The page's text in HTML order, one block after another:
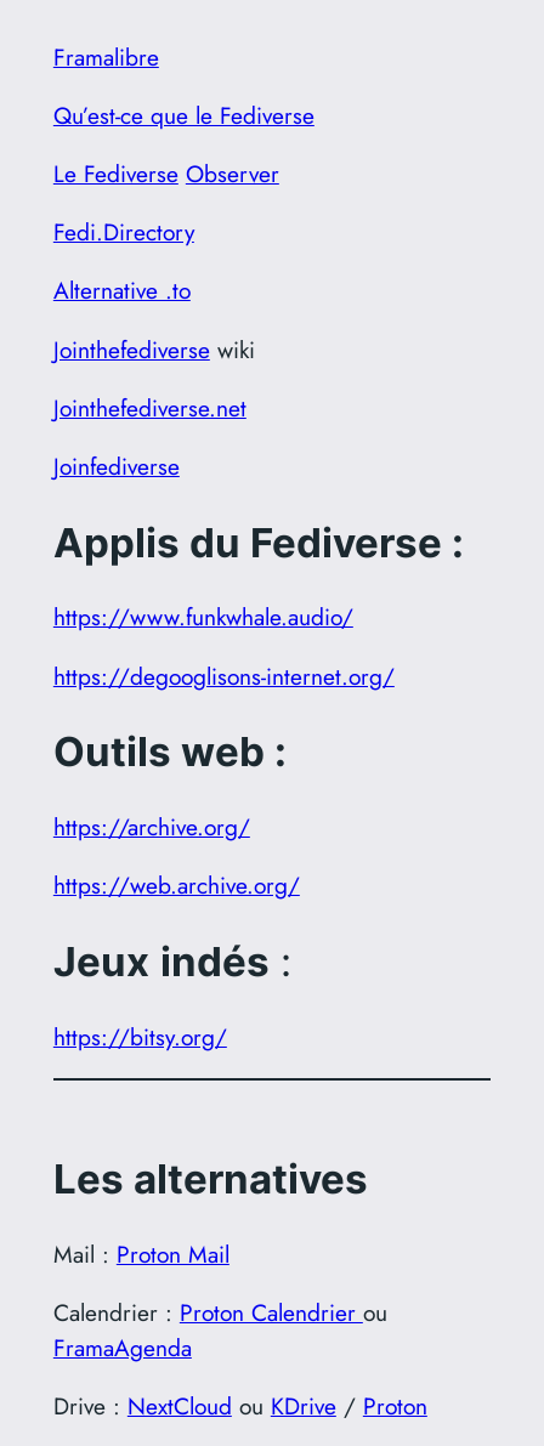
Framalibre
Qu’est-ce que le Fediverse
Le Fediverse Observer
Fedi.Directory
Alternative .to
Jointhefediversewiki
Jointhefediverse.net
Joinfediverse
Applis du Fediverse :
https://www.funkwhale.audio/
https://degooglisons-internet.org/
Outils web :
https://archive.org/
https://web.archive.org/
Jeux indés :
https://bitsy.org/
Les alternatives
Mail : Proton Mail
Calendrier : Proton Calendrier ou
FramaAgenda
Drive : NextCloud ou KDrive/ Proton